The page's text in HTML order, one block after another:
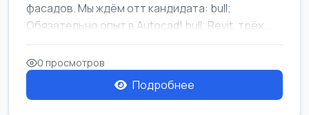
фасадов. Мы ждём отт кандидата: bull;
Обязательно опыт в Autocad! bull; Revit, трёх...
0 просмотров
Подробнее